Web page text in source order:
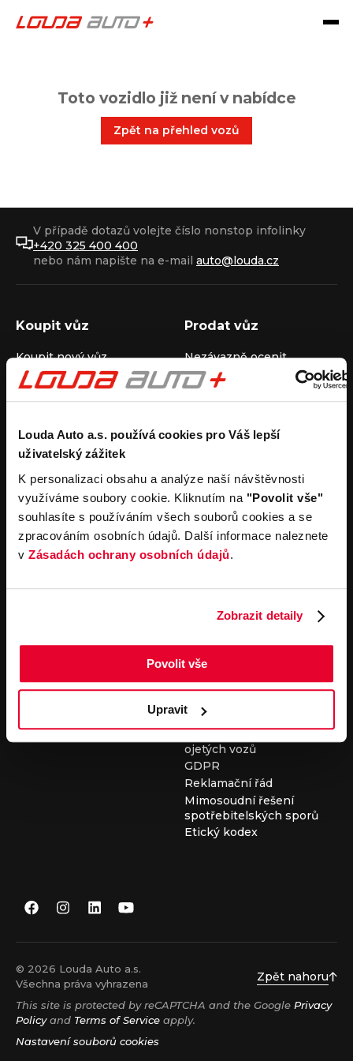
Louda Auto a.s. používá cookies pro Váš lepší
uživatelský zážitek
K personalizaci obsahu a analýze naší návštěvnosti
využíváme soubory cookie. Kliknutím na "Povolit vše"
souhlasíte s používáním všech souborů cookies a se
zpracováním osobních údajů. Další informace naleznete
v Zásadách ochrany osobních údajů.
Zobrazit detaily
Povolit vše
Upravit
Toto vozidlo již není v nabídce
Zpět na přehled vozů
V případě dotazů volejte číslo nonstop infolinky
+420 325 400 400
nebo nám napište na e-mail auto@louda.cz
Koupit vůz
Koupit nový vůz
Koupit ojetý vůz
Koupit užitkový vůz
Prodat vůz
Nezávazně ocenit
Průběh výkupu vozu
Pronájem
Carsharing
Autopůjčovna
Operativní leasing
Společnost
Louda Auto+ Poděbrady
Obytné vozy
Novinky
Kariéra
Servisní služby
Servis
Důležité odkazy
Cookies
Všeobecné obchodní
podmínky pro online
vozidel
Všeobecné obchodní
podmínky pro provádění
servisních prací
Všeobecné obchodní
podmínky při nákupu
ojetých vozů
GDPR
Reklamační řád
Mimosoudní řešení
spotřebitelských sporů
Etický kodex
© 2026 Louda Auto a.s.
Všechna práva vyhrazena
Zpět nahoru
This site is protected by reCAPTCHA and the Google Privacy
Policyand Terms of Service apply.
Nastavení souborů cookies